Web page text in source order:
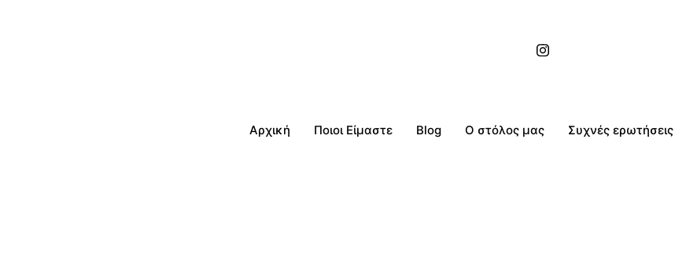
Αρχική Ποιοι Είμαστε Blog Ο στόλος μας Συχνές ερωτήσεις